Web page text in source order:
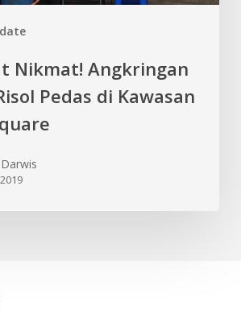
Nikmat! Angkringan
Pedas di Kawasan